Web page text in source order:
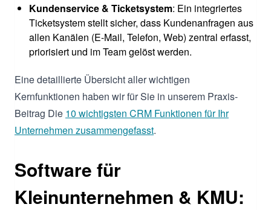
Kundenservice & Ticketsystem: Ein integriertes
Ticketsystem stellt sicher, dass Kundenanfragen aus
allen Kanälen (E-Mail, Telefon, Web) zentral erfasst,
priorisiert und im Team gelöst werden.
Eine detaillierte Übersicht aller wichtigen
Kernfunktionen haben wir für Sie in unserem Praxis-
Beitrag Die 10 wichtigsten CRM Funktionen für Ihr
Unternehmen zusammengefasst.
Software für
Kleinunternehmen & KMU: